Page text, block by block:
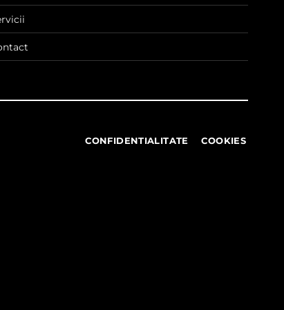
CONFIDENTIALITATE COOKIES